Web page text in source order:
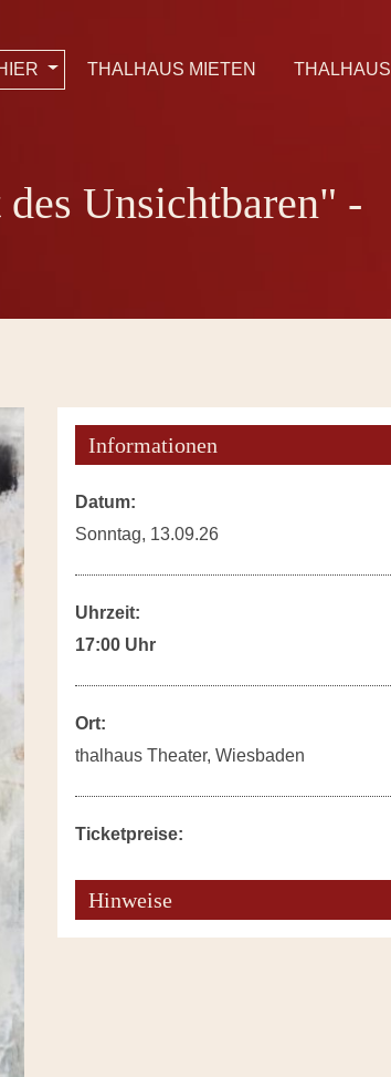
THALHAUS MIETEN
Unsichtbaren" -
Informationen
Datum:
Sonntag, 13.09.26
Uhrzeit:
17:00 Uhr
Ort:
thalhaus Theater, Wiesbaden
Ticketpreise:
Hinweise